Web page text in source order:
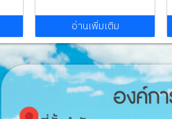
อ่านเพิ่มเติม